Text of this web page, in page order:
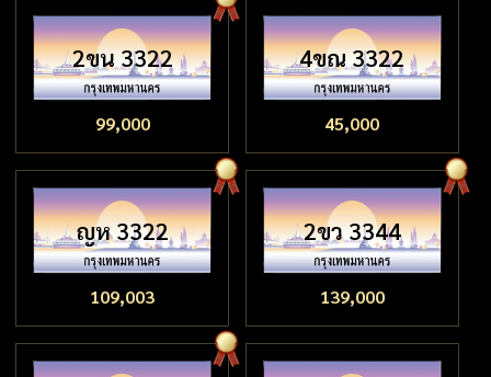
2ขน 3322
99,000
4ขณ 3322
45,000
ญห 3322
109,003
2ขว 3344
139,000